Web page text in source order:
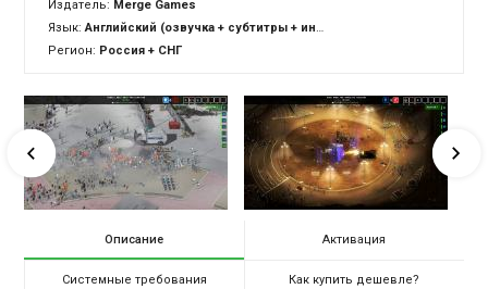
Издатель: Merge Games
Язык:Английский (озвучка + субтитры + интерфейс)
Регион: Россия + СНГ
Описание Активация
Системные требования Как купить дешевле?